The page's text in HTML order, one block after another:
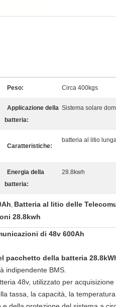
Peso: Circa 400kgs
Applicazione della
batteria:
Sistema solare
Caratteristiche:
batteria al litio
Energia della
batteria:
28.8kwh
, Batteria al litio delle
28.8kwh
di 48v 600Ah
della batteria
indipendente BMS.
48v, utilizzato per
tassa, la capacità, la